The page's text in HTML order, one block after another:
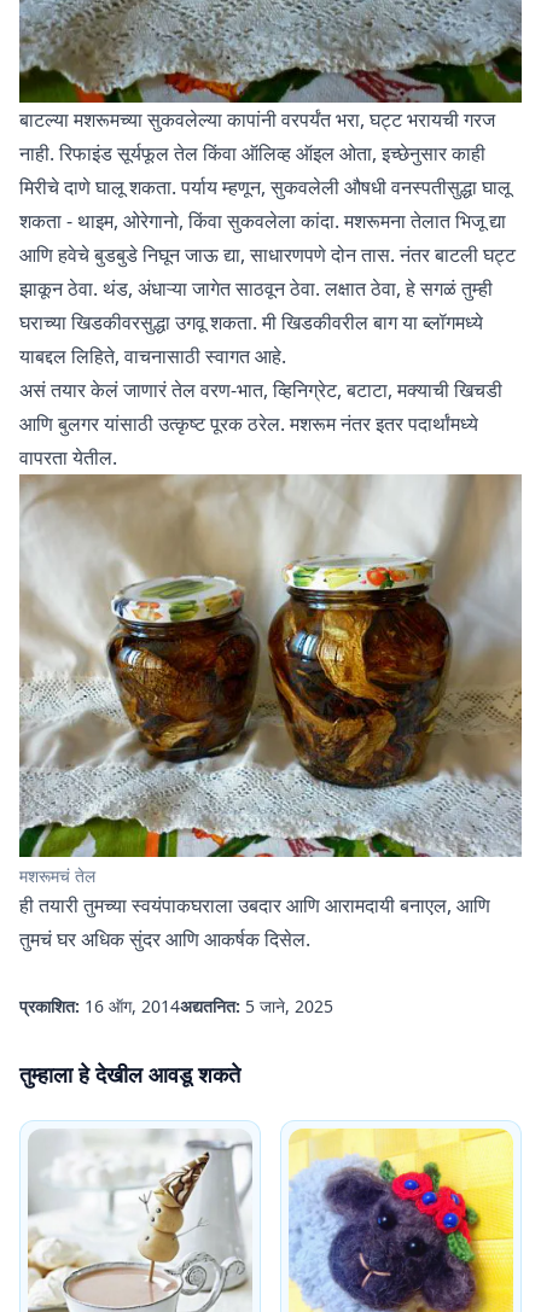
बाटल्या मशरूमच्या सुकवलेल्या कापांनी वरपर्यंत भरा, घट्ट भरायची गरज
नाही. रिफाइंड सूर्यफूल तेल किंवा ऑलिव्ह ऑइल ओता, इच्छेनुसार काही
मिरीचे दाणे घालू शकता. पर्याय म्हणून, सुकवलेली औषधी वनस्पतीसुद्धा घालू
शकता - थाइम, ओरेगानो, किंवा सुकवलेला कांदा. मशरूमना तेलात भिजू द्या
आणि हवेचे बुडबुडे निघून जाऊ द्या, साधारणपणे दोन तास. नंतर बाटली घट्ट
झाकून ठेवा. थंड, अंधाऱ्या जागेत साठवून ठेवा. लक्षात ठेवा, हे सगळं तुम्ही
घराच्या खिडकीवरसुद्धा उगवू शकता. मीखिडकीवरील बागया ब्लॉगमध्ये
याबद्दल लिहिते, वाचनासाठी स्वागत आहे.
असं तयार केलं जाणारं तेल वरण-भात, व्हिनिग्रेट, बटाटा, मक्याची खिचडी
आणि बुलगर यांसाठी उत्कृष्ट पूरक ठरेल. मशरूम नंतर इतर पदार्थांमध्ये
वापरता येतील.
मशरूमचं तेल
ही तयारी तुमच्या स्वयंपाकघराला उबदार आणि आरामदायी बनाएल, आणि
तुमचं घर अधिक सुंदर आणि आकर्षक दिसेल.
प्रकाशित: 16 ऑग, 2014अद्यतनित: 5 जाने, 2025
तुम्हाला हे देखील आवडू शकते